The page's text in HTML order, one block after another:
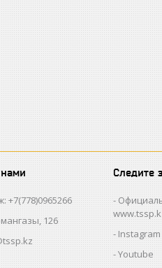
+7(778)0965266
126
Следите
Instagram
Youtube